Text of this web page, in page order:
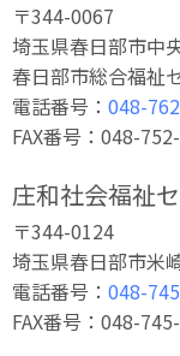
〒344-0067
埼玉県春日部市中
春日部市総合福祉
電話番号： 048-
FAX番号：048-
庄和社会福祉
〒344-0124
埼玉県春日部市米
電話番号： 048-
FAX番号：048-